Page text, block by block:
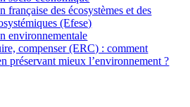
française des écosystèmes et des
(Efese)
environnementale
compenser (ERC) : comment
préservant mieux l’environnement ?